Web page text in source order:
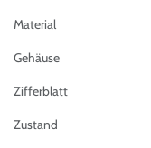
Material
Gehäuse
Zifferblatt
Zustand